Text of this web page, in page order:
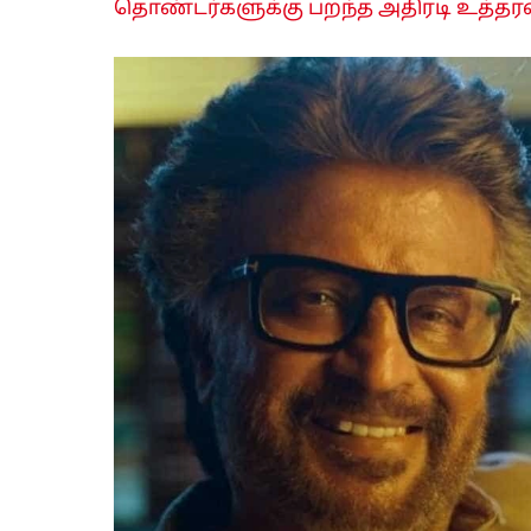
தொண்டர்களுக்கு பறந்த அதிரடி